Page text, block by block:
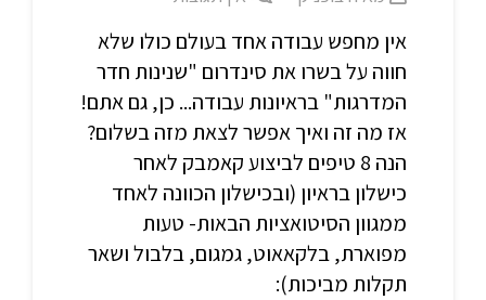
אין מחפש עבודה אחד בעולם כולו שלא
חווה על בשרו את סינדרום "שנינות חדר
המדרגות" בראיונות עבודה... כן, גם אתם!
אז מה זה ואיך אפשר לצאת מזה בשלום?
הנה 8 טיפים לביצוע קאמבק לאחר
כישלון בראיון (ובכישלון הכוונה לאחד
ממגוון הסיטואציות הבאות- טעות
מפוארת, בלקאאוט, גמגום, בלבול ושאר
תקלות מביכות):